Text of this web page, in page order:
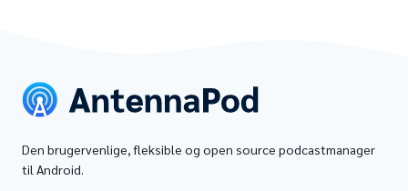
Den brugervenlige, fleksible og open source podcastmanager
til Android.